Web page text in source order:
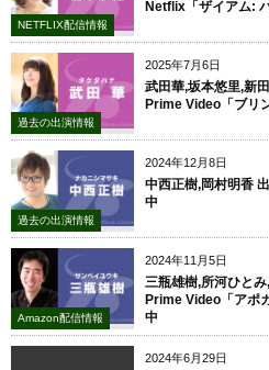
NETFLIX配信情報
Netflix「ザイアム:
2025年7月6日
過去の出演情報
武田華,坂本悠里,新
Prime Video「ブリ
2024年12月8日
過去の出演情報
中西正樹,岡村明香
中
2024年11月5日
Amazon配信情報
三瓶雄樹,所河ひと
Prime Video「アポ
中
2024年6月29日